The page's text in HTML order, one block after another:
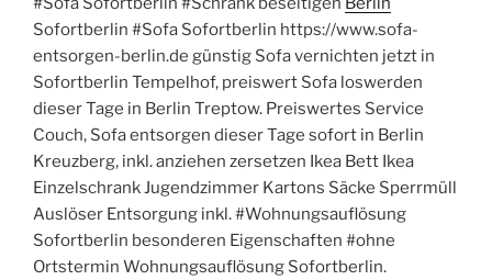
Sofortberlin #Sofa Sofortberlin https://www.sofa-
entsorgen-berlin.de günstig Sofa vernichten jetzt in
Sofortberlin Tempelhof, preiswert Sofa loswerden
dieser Tage in Berlin Treptow. Preiswertes Service
Couch, Sofa entsorgen dieser Tage sofort in Berlin
Kreuzberg, inkl. anziehen zersetzen Ikea Bett Ikea
Einzelschrank Jugendzimmer Kartons Säcke Sperrmüll
Auslöser Entsorgung inkl. #Wohnungsauflösung
Sofortberlin besonderen Eigenschaften #ohne
Ortstermin Wohnungsauflösung Sofortberlin.